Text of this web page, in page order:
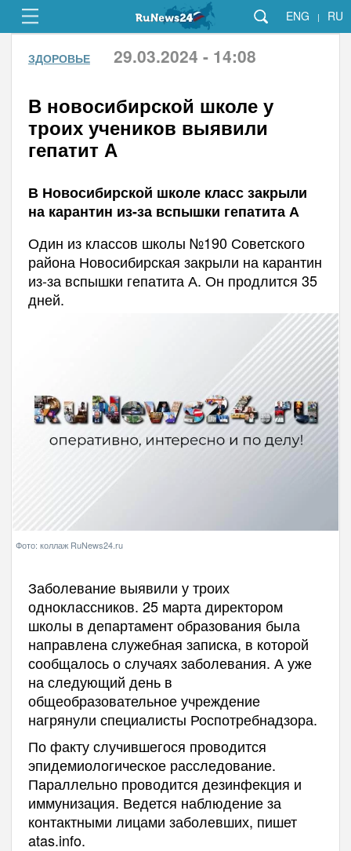
ENG | RU
ЗДОРОВЬЕ 29.03.2024 - 14:08
В новосибирской школе у
троих учеников выявили
гепатит А
В Новосибирской школе класс закрыли
на карантин из-за вспышки гепатита А
Один из классов школы №190 Советского
района Новосибирская закрыли на карантин
из-за вспышки гепатита А. Он продлится 35
дней.
Фото: коллаж RuNews24.ru
Заболевание выявили у троих
одноклассников. 25 марта директором
школы в департамент образования была
направлена служебная записка, в которой
сообщалось о случаях заболевания. А уже
на следующий день в
общеобразовательное учреждение
нагрянули специалисты Роспотребнадзора.
По факту случившегося проводится
эпидемиологическое расследование.
Параллельно проводится дезинфекция и
иммунизация. Ведется наблюдение за
контактными лицами заболевших, пишет
atas.info.